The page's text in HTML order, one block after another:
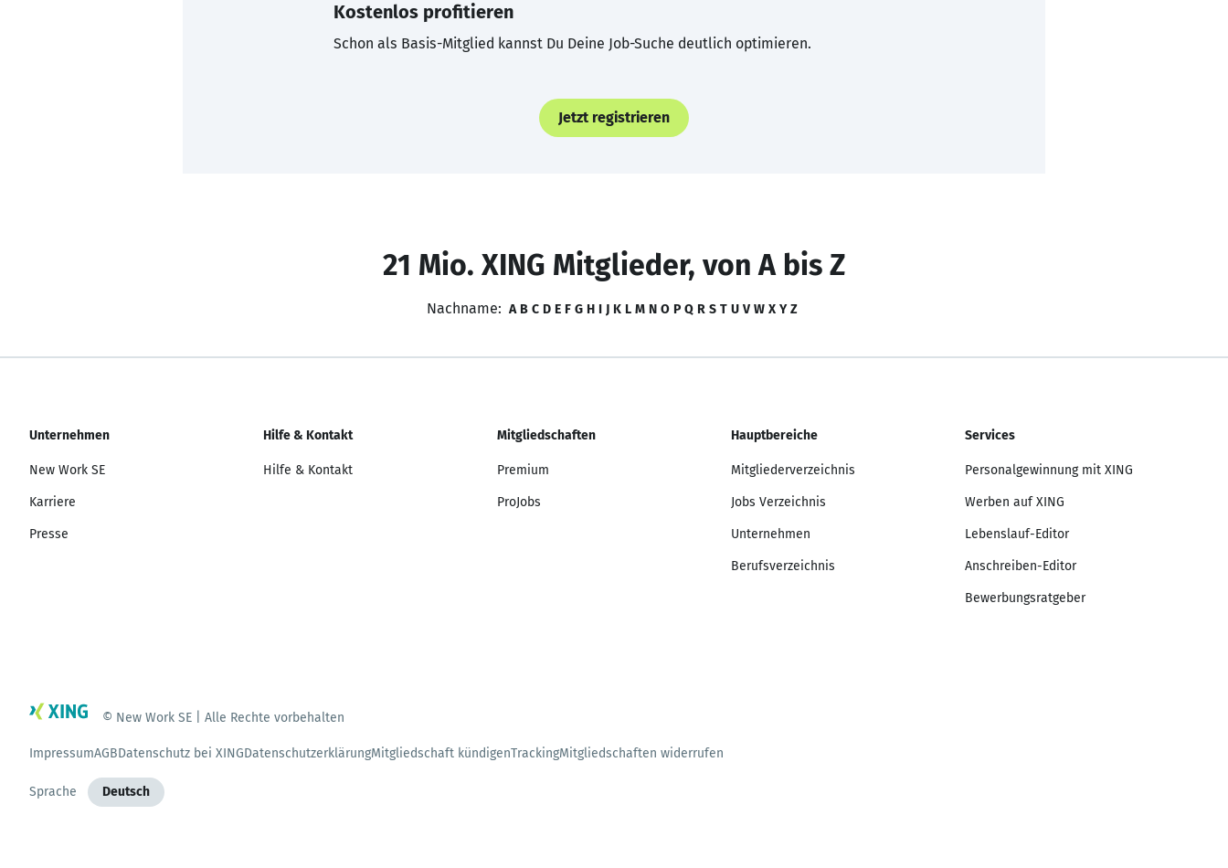
Kostenlos profitieren
Schon als Basis-Mitglied kannst Du Deine Job-Suche deutlich optimieren.
Jetzt registrieren
21 Mio. XING Mitglieder, von A bis Z
Nachname: A B C D E F G H I J K L M N O P Q R S T U V W X Y Z
Unternehmen
New Work SE
Karriere
Presse
Hilfe & Kontakt
Hilfe & Kontakt
Mitgliedschaften
Premium
ProJobs
Hauptbereiche
Mitgliederverzeichnis
Jobs Verzeichnis
Unternehmen
Berufsverzeichnis
Services
Personalgewinnung mit XING
Werben auf XING
Lebenslauf-Editor
Anschreiben-Editor
Bewerbungsratgeber
© New Work SE | Alle Rechte vorbehalten
ImpressumAGBDatenschutz bei XINGDatenschutzerklärungMitgliedschaft kündigenTrackingMitgliedschaften widerrufen
Sprache Deutsch